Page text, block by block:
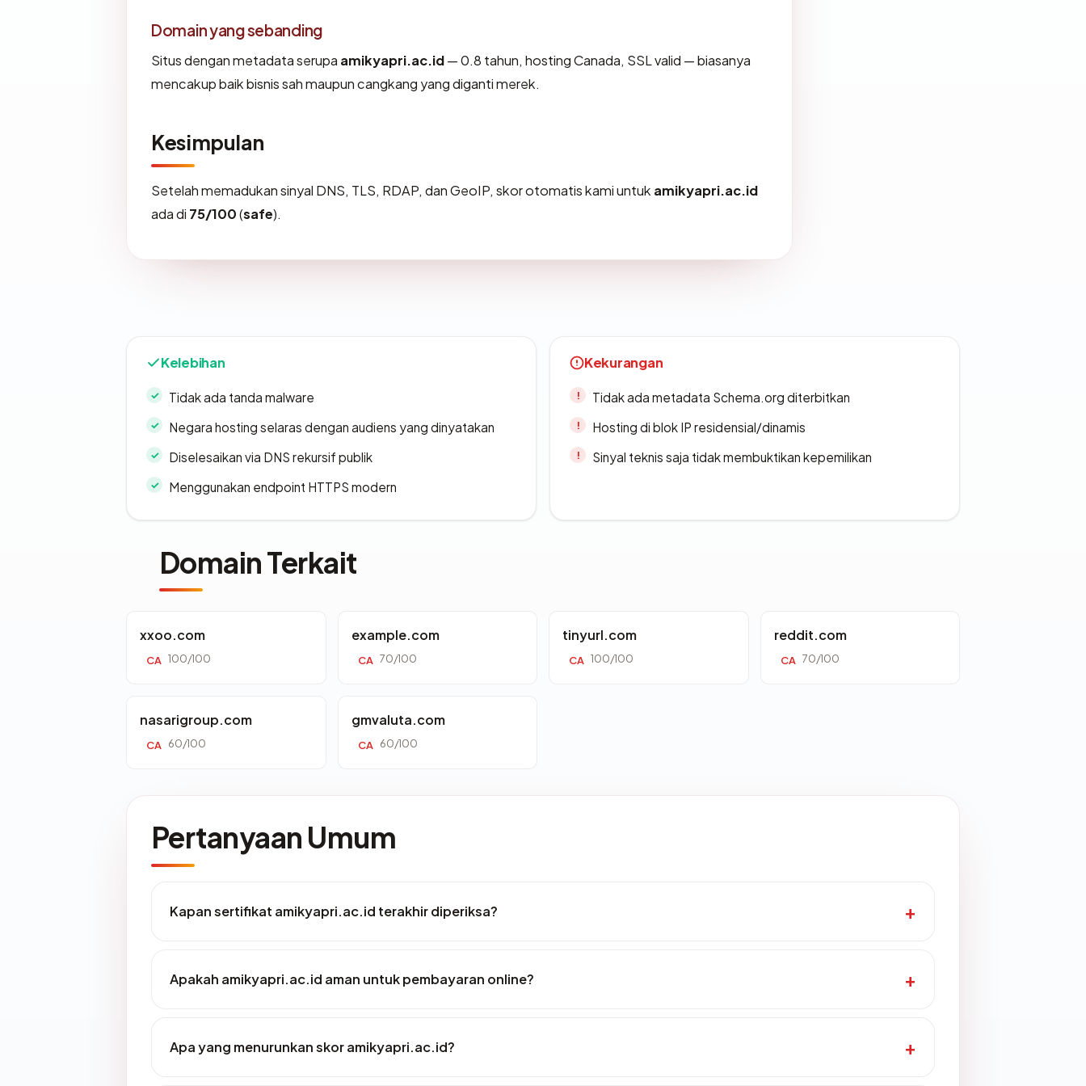
Domain yang sebanding
Situs dengan metadata serupa amikyapri.ac.id— 0.8 tahun, hosting Canada, SSL valid — biasanya
mencakup baik bisnis sah maupun cangkang yang diganti merek.
Kesimpulan
Setelah memadukan sinyal DNS, TLS, RDAP, dan GeoIP, skor otomatis kami untuk amikyapri.ac.id
ada di 75/100(safe).
Kelebihan
Tidak ada tanda malware
Negara hosting selaras dengan audiens yang dinyatakan
Diselesaikan via DNS rekursif publik
Menggunakan endpoint HTTPS modern
Kekurangan
Tidak ada metadata Schema.org diterbitkan
Hosting di blok IP residensial/dinamis
Sinyal teknis saja tidak membuktikan kepemilikan
Domain Terkait
xxoo.com
CA 100/100
example.com
CA 70/100
tinyurl.com
CA 100/100
reddit.com
CA 70/100
nasarigroup.com
CA 60/100
gmvaluta.com
CA 60/100
Pertanyaan Umum
Kapan sertifikat amikyapri.ac.id terakhir diperiksa?
Apakah amikyapri.ac.id aman untuk pembayaran online?
Apa yang menurunkan skor amikyapri.ac.id?